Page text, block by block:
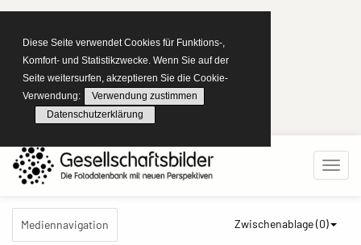
Diese Seite verwendet Cookies für Funktions-,
Komfort- und Statistikzwecke. Wenn Sie auf der
Seite weitersurfen, akzeptieren Sie die Cookie-
Verwendung:
Verwendung zustimmen
Datenschutzerklärung
Mediennavigation Zwischenablage (0)